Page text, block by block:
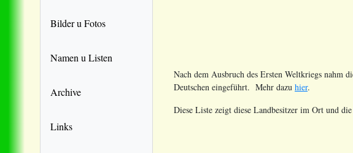
Bilder u Fotos
Namen u Listen
Archive
Links
Nach dem Ausbruch des Ersten Weltkriegs nahm
Deutschen eingeführt. Mehr dazu hier.
Diese Liste zeigt diese Landbesitzer im Ort und